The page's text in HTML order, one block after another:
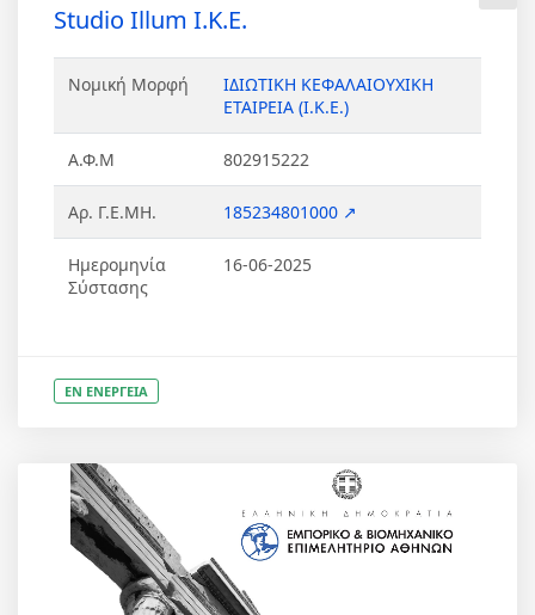
Studio Illum Ι.Κ.Ε.
Νομική Μορφή
ΙΔΙΩΤΙΚΗ ΚΕΦΑΛΑΙΟΥΧΙΚΗ
ΕΤΑΙΡΕΙΑ (Ι.Κ.Ε.)
Α.Φ.Μ 802915222
Αρ. Γ.Ε.ΜΗ. 185234801000 ↗
Ημερομηνία
Σύστασης
16-06-2025
ΕΝ ΕΝΕΡΓΕΙΑ